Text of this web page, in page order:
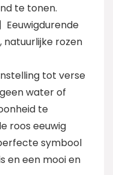
te tonen.
Eeuwigdurende
natuurlijke rozen
tot verse
water of
te
roos eeuwig
symbool
en een mooi en